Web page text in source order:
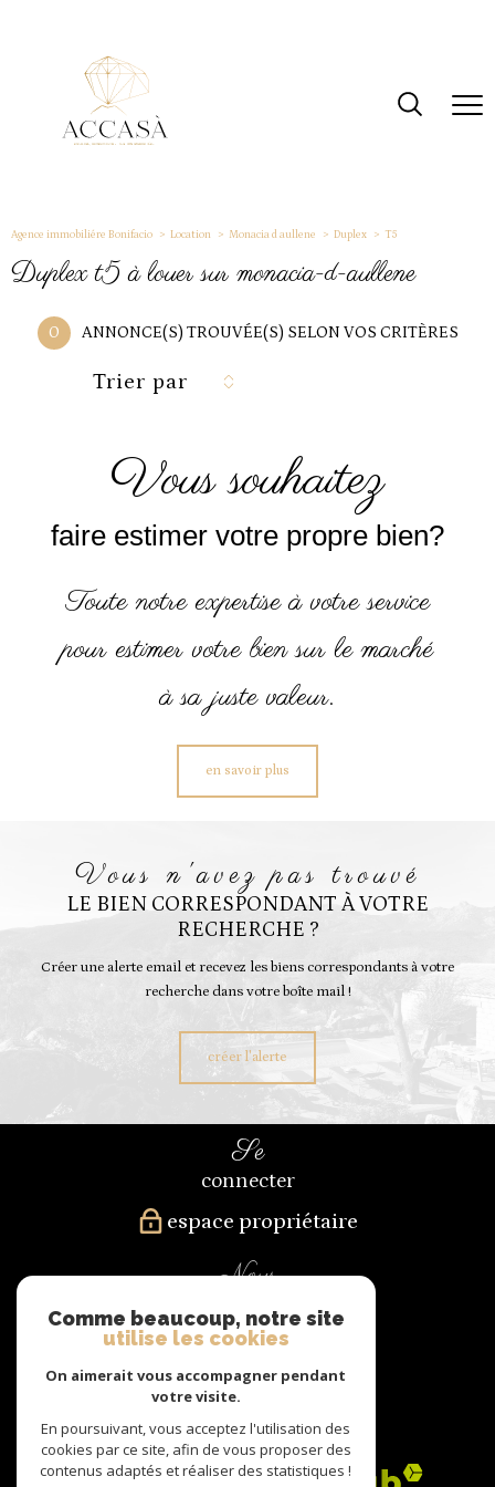
Agence immobiliére Bonifacio Location Monacia d aullene Duplex T5
duplex t5 à louer sur monacia-d-aullene
0 ANNONCE(S) TROUVÉE(S) SELON VOS CRITÈRES
Trier par
vous souhaitez
faire estimer votre propre bien?
Toute notre expertise à votre service
pour estimer votre bien sur le marché
à sa juste valeur.
en savoir plus
vous n'avez pas trouvé
LE BIEN CORRESPONDANT À VOTRE
RECHERCHE ?
Créer une alerte email et recevez les biens correspondants à votre
recherche dans votre boîte mail !
créer l'alerte
se
connecter
espace propriétaire
nous
suivre
adhérons
Comme beaucoup, notre site
utilise les cookies
On aimerait vous accompagner pendant
votre visite.
En poursuivant, vous acceptez l'utilisation des
cookies par ce site, afin de vous proposer des
contenus adaptés et réaliser des statistiques !